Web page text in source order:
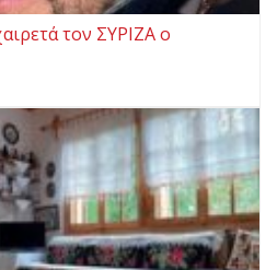
τον ΣΥΡΙΖΑ ο